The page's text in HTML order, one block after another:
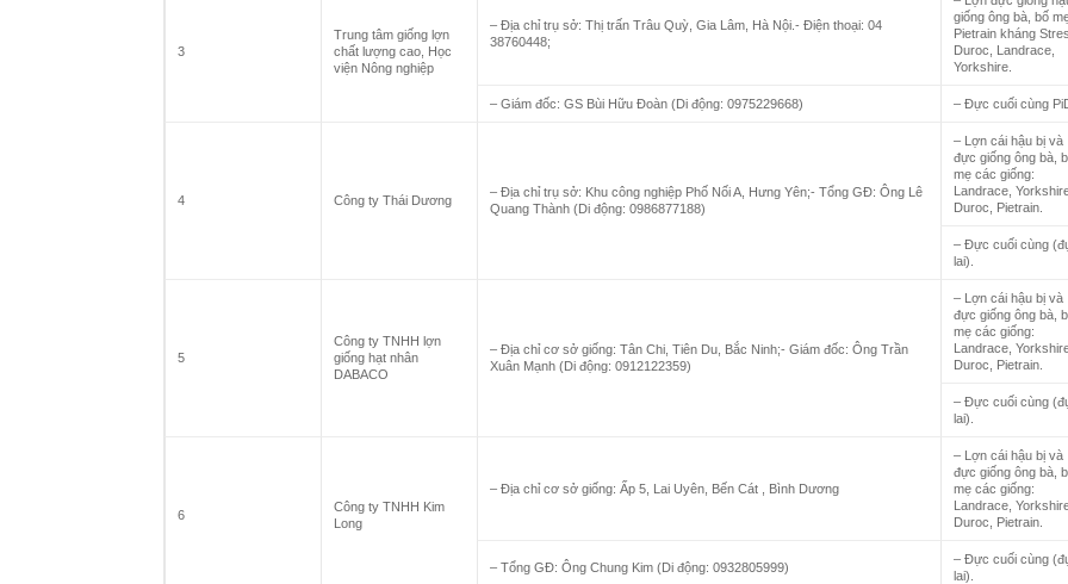
3
Trung tâm giống lợn
chất lượng cao, Học
viện Nông nghiệp
– Địa chỉ trụ sở: Thị trấn Trâu Quỳ, Gia Lâm, Hà Nội.- Điện thoại: 04
38760448;
giống ông bà, bố
Pietrain kháng
Duroc, Landrace,
Yorkshire.
– Giám đốc: GS Bùi Hữu Đoàn (Di động: 0975229668) – Đực cuối cùng
4 Công ty Thái Dương
– Địa chỉ trụ sở: Khu công nghiệp Phố Nối A, Hưng Yên;- Tổng GĐ: Ông Lê
Quang Thành (Di động: 0986877188)
– Lợn cái hậu bị và
đực giống ông bà,
mẹ các giống:
Landrace,
Duroc, Pietrain.
– Đực cuối cùng
lai).
5
Công ty TNHH lợn
giống hạt nhân
DABACO
– Địa chỉ cơ sở giống: Tân Chi, Tiên Du, Bắc Ninh;- Giám đốc: Ông Trần
Xuân Mạnh (Di động: 0912122359)
– Lợn cái hậu bị và
đực giống ông bà,
mẹ các giống:
Landrace,
Duroc, Pietrain.
– Đực cuối cùng
lai).
6
Công ty TNHH Kim
Long
– Địa chỉ cơ sở giống: Ấp 5, Lai Uyên, Bến Cát , Bình Dương
– Lợn cái hậu bị và
đực giống ông bà,
mẹ các giống:
Landrace,
Duroc, Pietrain.
– Tổng GĐ: Ông Chung Kim (Di động: 0932805999)
– Đực cuối cùng
lai).